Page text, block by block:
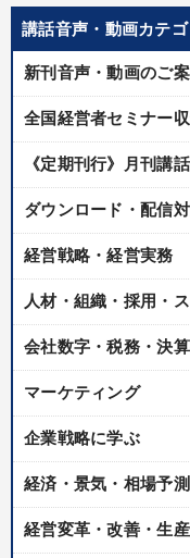
ondemand_video 経営音声・動画を
全国経営者セミナー収録
しいただけます
カテゴリー
オーナー社長の「現場
数字・税務・決算書
資産戦略 経営戦略
最新刊・戦略参謀
148回夏季大会
【最新刊】精神科医・
会社をつくる厳選講話
2025年春季全国経営者
タル版（音声／動画ス
「儲けの本質」を突く
講話音声・動画カテ
新刊音声・動画のご
全国経営者セミナー
《定期刊行》月刊講
ダウンロード・配信
経営戦略・経営実務
人材・組織・採用・
会社数字・税務・決
マーケティング
企業戦略に学ぶ
経済・景気・相場予測
経営変革・改善・生